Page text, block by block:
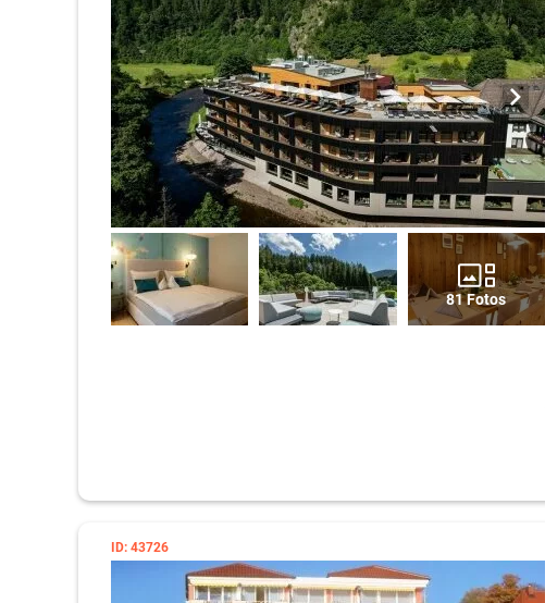
81 Fotos
ID: 43726